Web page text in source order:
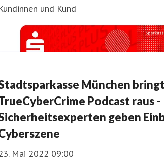
und Kund
München bringt
Podcast raus -
geben
Mai 2022 09:00